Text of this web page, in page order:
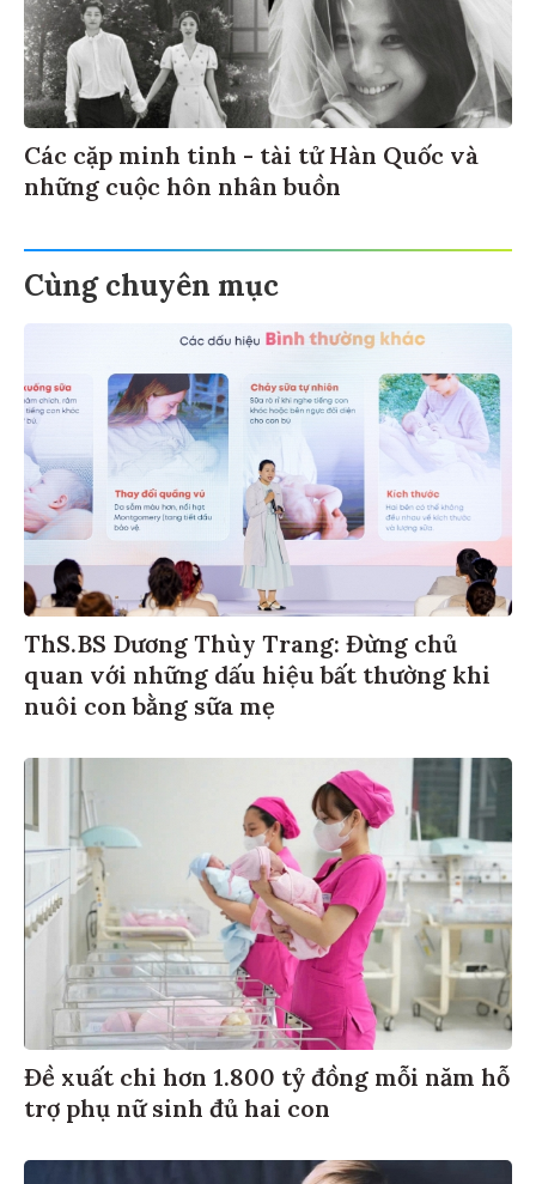
Các cặp minh tinh - tài tử Hàn Quốc và
những cuộc hôn nhân buồn
Cùng chuyên mục
ThS.BS Dương Thùy Trang: Đừng chủ
quan với những dấu hiệu bất thường khi
nuôi con bằng sữa mẹ
Đề xuất chi hơn 1.800 tỷ đồng mỗi năm hỗ
trợ phụ nữ sinh đủ hai con